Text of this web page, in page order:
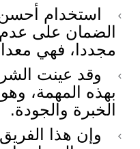
استخدام
الضمان على عدم
مجددا، فهي
وقد عينت
بهذه المهمة،
الخبرة والجودة.
وإن هذا